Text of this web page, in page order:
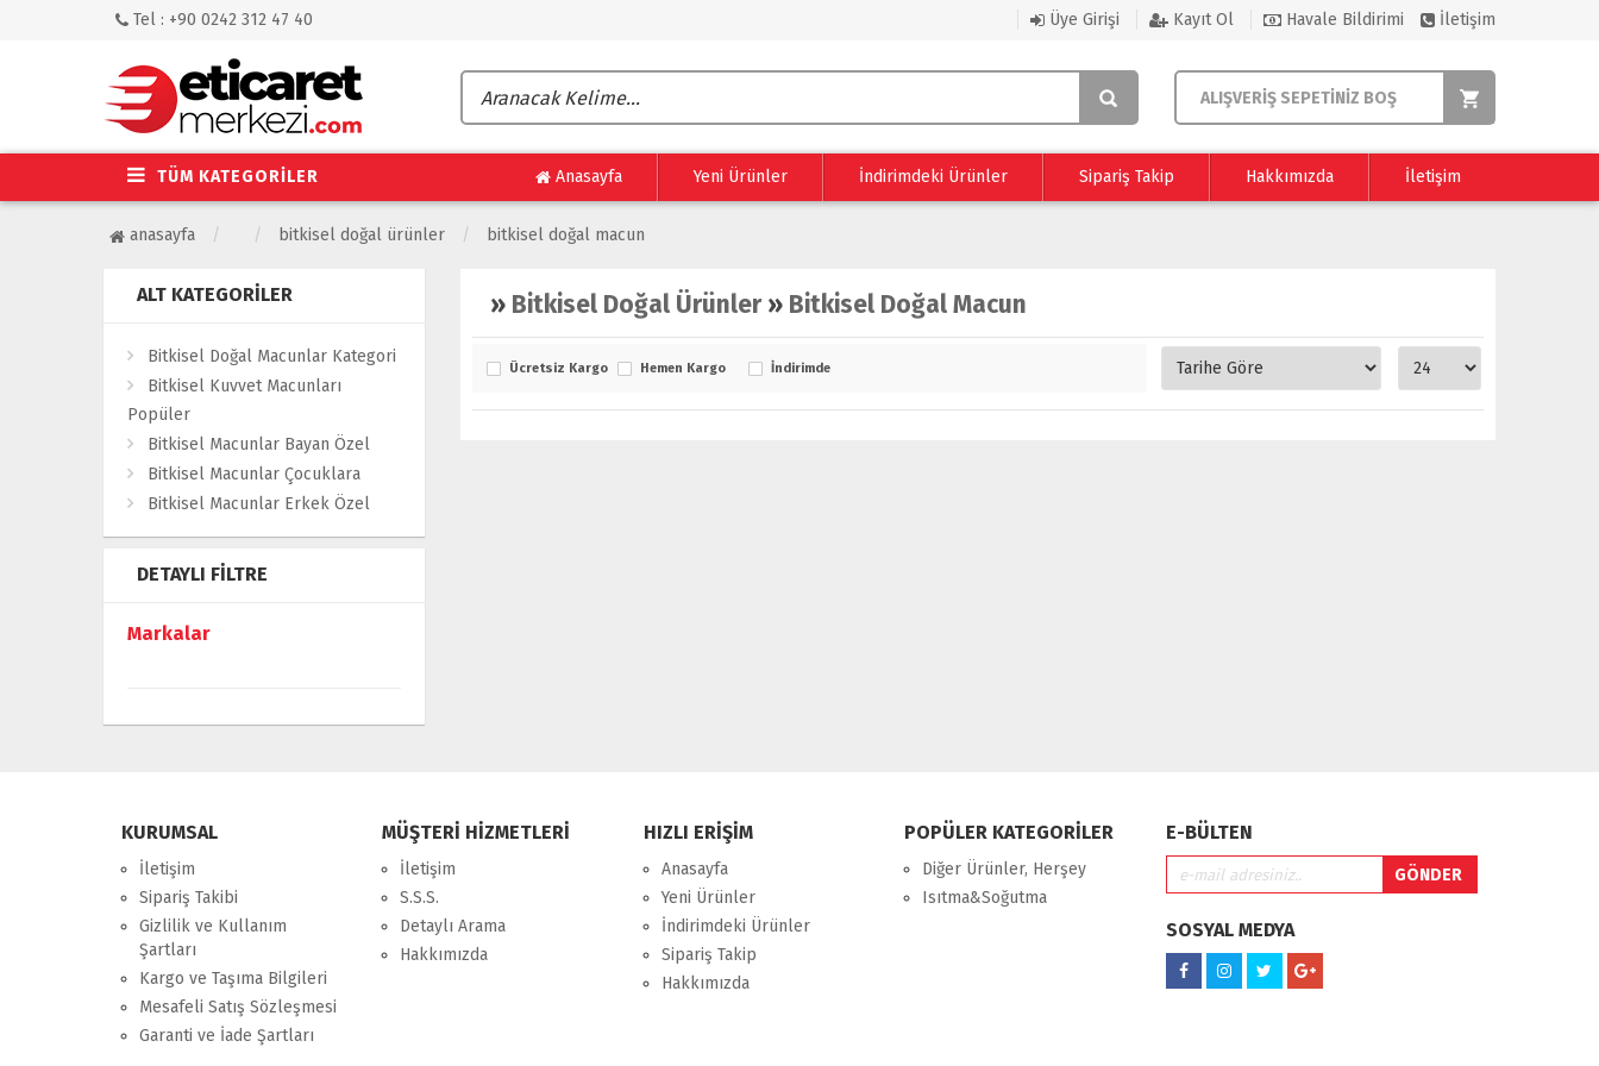
Tel : +90 0242 312 47 40 Üye Girişi Kayıt Ol Havale Bildirimi İletişim
ALIŞVERİŞ SEPETİNİZ BOŞ
TÜM KATEGORİLER Anasayfa Yeni Ürünler İndirimdeki Ürünler Sipariş Takip Hakkımızda İletişim
anasayfa bitkisel doğal ürünler bitkisel doğal macun
ALT KATEGORILER
Bitkisel Doğal Macunlar Kategori
Bitkisel Kuvvet Macunları
Popüler
Bitkisel Macunlar Bayan Özel
Bitkisel Macunlar Çocuklara
Bitkisel Macunlar Erkek Özel
DETAYLI FILTRE
Markalar
» Bitkisel Doğal Ürünler» Bitkisel Doğal Macun
Ücretsiz Kargo Hemen Kargo İndirimde
KURUMSAL
İletişim
Sipariş Takibi
Gizlilik ve Kullanım
Şartları
Kargo ve Taşıma Bilgileri
Mesafeli Satış Sözleşmesi
Garanti ve İade Şartları
MÜŞTERİ HİZMETLERİ
İletişim
S.S.S.
Detaylı Arama
Hakkımızda
HIZLI ERİŞİM
Anasayfa
Yeni Ürünler
İndirimdeki Ürünler
Sipariş Takip
Hakkımızda
POPÜLER KATEGORİLER
Diğer Ürünler, Herşey
Isıtma&Soğutma
E-BÜLTEN
SOSYAL MEDYA